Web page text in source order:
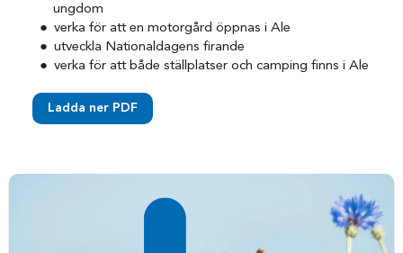
ungdom
verka för att en motorgård öppnas i Ale
utveckla Nationaldagens firande
verka för att både ställplatser och camping finns i Ale
Ladda ner PDF